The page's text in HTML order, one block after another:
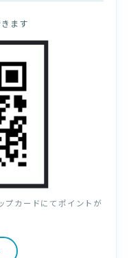
ます
プカードにてポイントが